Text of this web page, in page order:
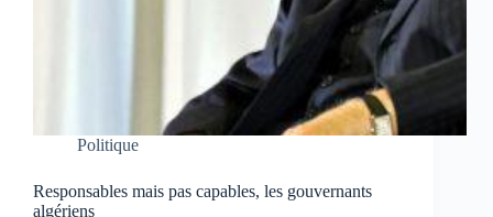
Politique
Responsables mais pas capables, les gouvernants
algériens